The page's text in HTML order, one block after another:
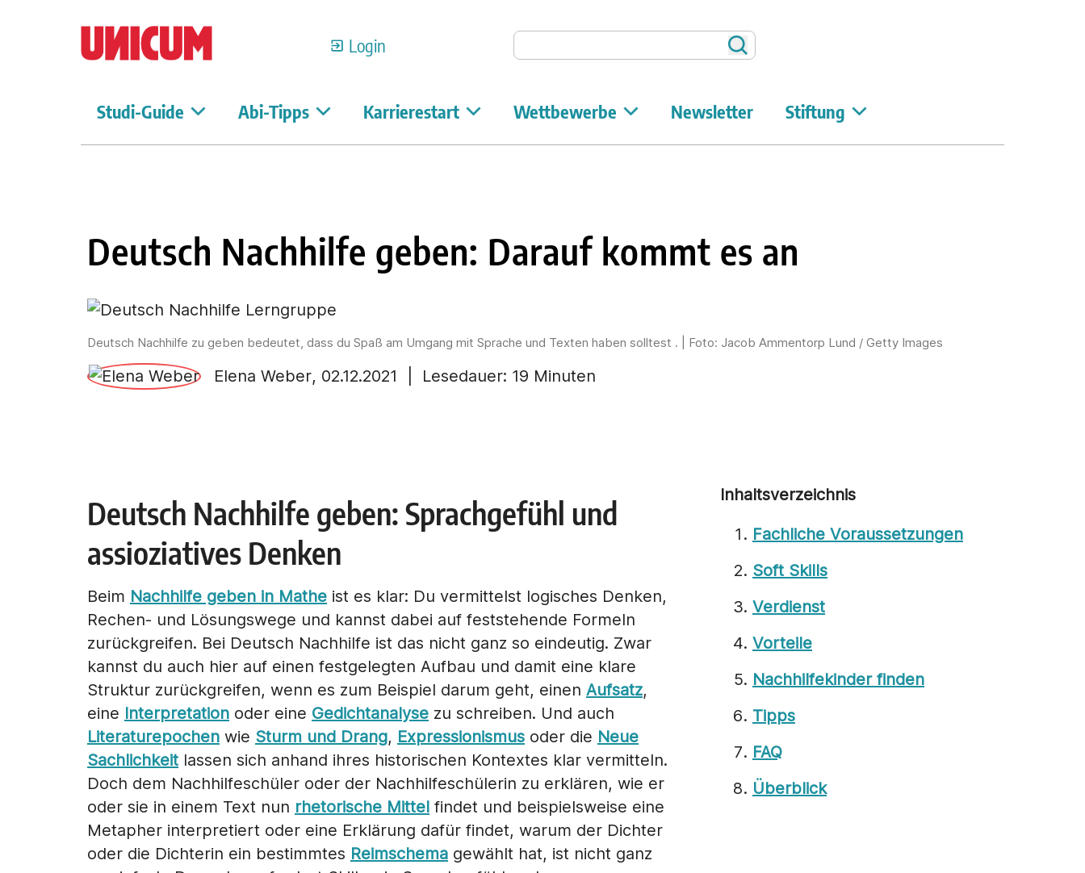
Login Auf Unicum suchen Suchen
Studi-Guide Abi-Tipps Karrierestart Wettbewerbe Newsletter Stiftung
Deutsch Nachhilfe geben: Darauf kommt es an
Deutsch Nachhilfe zu geben bedeutet, dass du Spaß am Umgang mit Sprache und Texten haben solltest . | Foto: Jacob Ammentorp Lund / Getty Images
Elena Weber, 02.12.2021 | Lesedauer: 19 Minuten
Deutsch Nachhilfe geben: Sprachgefühl und
assioziatives Denken
Beim Nachhilfe geben in Mathe ist es klar: Du vermittelst logisches Denken,
Rechen- und Lösungswege und kannst dabei auf feststehende Formeln
zurückgreifen. Bei Deutsch Nachhilfe ist das nicht ganz so eindeutig. Zwar
kannst du auch hier auf einen festgelegten Aufbau und damit eine klare
Struktur zurückgreifen, wenn es zum Beispiel darum geht, einen Aufsatz,
eine Interpretation oder eine Gedichtanalyse zu schreiben. Und auch
Literaturepochen wie Sturm und Drang, Expressionismus oder die Neue
Sachlichkeit lassen sich anhand ihres historischen Kontextes klar vermitteln.
Doch dem Nachhilfeschüler oder der Nachhilfeschülerin zu erklären, wie er
oder sie in einem Text nun rhetorische Mittel findet und beispielsweise eine
Metapher interpretiert oder eine Erklärung dafür findet, warum der Dichter
oder die Dichterin ein bestimmtes Reimschema gewählt hat, ist nicht ganz
Inhaltsverzeichnis
Fachliche Voraussetzungen
Soft Skills
Verdienst
Vorteile
Nachhilfekinder finden
Tipps
FAQ
Überblick